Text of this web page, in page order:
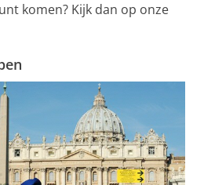
komen? Kijk dan op onze